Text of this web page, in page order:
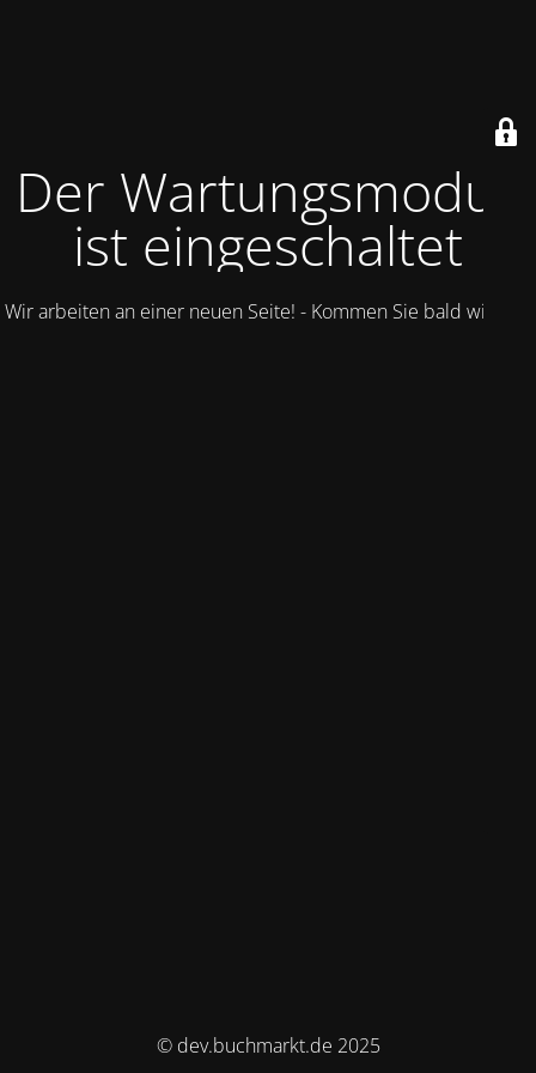
Der Wartungsmodus
ist eingeschaltet
Wir arbeiten an einer neuen Seite! - Kommen Sie bald wieder.
© dev.buchmarkt.de 2025